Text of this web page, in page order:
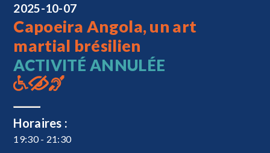
2025-10-07
Capoeira Angola, un art
martial brésilien
ACTIVITÉ ANNULÉE
Horaires :
19:30 - 21:30